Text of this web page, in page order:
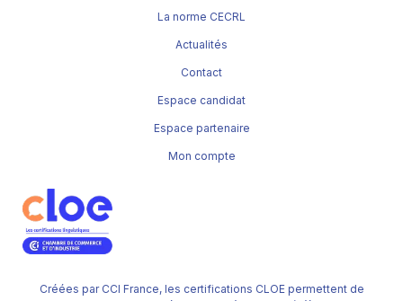
Créées par CCI France, les certifications CLOE permettent de
La norme CECRL
Actualités
Contact
Espace candidat
Espace partenaire
Mon compte